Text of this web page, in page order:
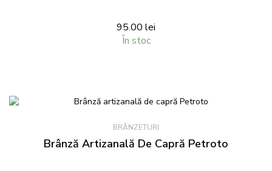
95.00 lei
În stoc
BRÂNZETURI
Brânză Artizanală De Capră Petroto